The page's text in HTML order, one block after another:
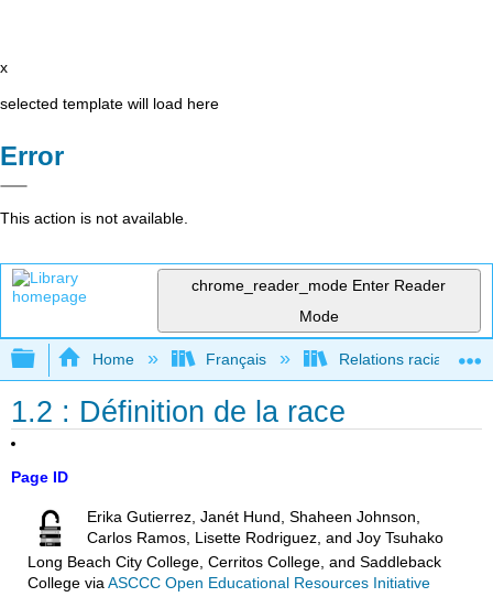
x
selected template will load here
Error
This action is not available.
chrome_reader_mode Enter Reader
Mode
Expand/collapse global hierarchy
Home Français Relations raciales et
1.2 : Définition de la race
Page ID
Erika Gutierrez, Janét Hund, Shaheen Johnson,
Carlos Ramos, Lisette Rodriguez, and Joy Tsuhako
Long Beach City College, Cerritos College, and Saddleback
Collegevia ASCCC Open Educational Resources Initiative